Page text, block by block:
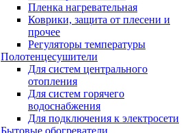
Пленка нагревательная
Коврики, защита от плесени и
прочее
Регуляторы температуры
Полотенцесушители
Для систем центрального
отопления
Для систем горячего
водоснабжения
Для подключения к электросети
Бытовые обогреватели